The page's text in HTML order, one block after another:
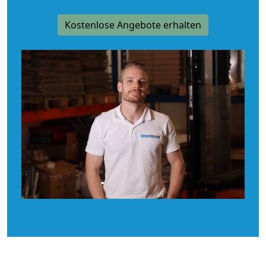
Kostenlose Angebote erhalten